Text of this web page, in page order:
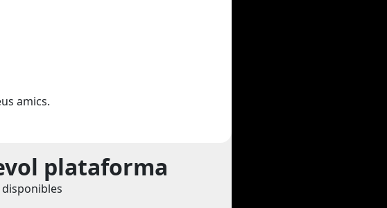
amics.
plataforma